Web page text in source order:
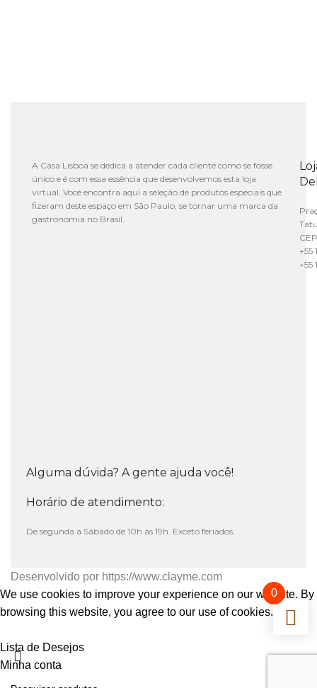
A Casa Lisboa se dedica a atender cada cliente como se fosse
único e é com essa essência que desenvolvemos esta loja
virtual. Você encontra aqui a seleção de produtos especiais que
fizeram deste espaço em São Paulo, se tornar uma marca da
gastronomia no Brasil.
+55
+55
Alguma dúvida? A gente ajuda você!
Horário de atendimento:
De segunda a Sábado de 10h às 19h. Exceto feriados.
Desenvolvido por https://www.clayme.com
We use cookies to improve your experience on our website. By
browsing this website, you agree to our use of cookies.
Lista de Desejos
Minha conta
0